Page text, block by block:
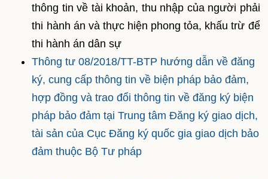
thông tin về tài khoản, thu nhập của người phải
thi hành án và thực hiện phong tỏa, khấu trừ để
thi hành án dân sự
Thông tư 08/2018/TT-BTP hướng dẫn về đăng
ký, cung cấp thông tin về biện pháp bảo đảm,
hợp đồng và trao đổi thông tin về đăng ký biện
pháp bảo đảm tại Trung tâm Đăng ký giao dịch,
tài sản của Cục Đăng ký quốc gia giao dịch bảo
đảm thuộc Bộ Tư pháp